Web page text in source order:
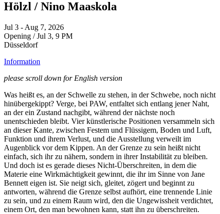
Hölzl / Nino Maaskola
Jul 3 - Aug 7, 2026
Opening / Jul 3, 9 PM
Düsseldorf
Information
please scroll down for English version
Was heißt es, an der Schwelle zu stehen, in der Schwebe, noch nicht
hinübergekippt? Verge, bei PAW, entfaltet sich entlang jener Naht,
an der ein Zustand nachgibt, während der nächste noch
unentschieden bleibt. Vier künstlerische Positionen versammeln sich
an dieser Kante, zwischen Festem und Flüssigem, Boden und Luft,
Funktion und ihrem Verlust, und die Ausstellung verweilt im
Augenblick vor dem Kippen. An der Grenze zu sein heißt nicht
einfach, sich ihr zu nähern, sondern in ihrer Instabilität zu bleiben.
Und doch ist es gerade dieses Nicht-Überschreiten, in dem die
Materie eine Wirkmächtigkeit gewinnt, die ihr im Sinne von Jane
Bennett eigen ist. Sie neigt sich, gleitet, zögert und beginnt zu
antworten, während die Grenze selbst aufhört, eine trennende Linie
zu sein, und zu einem Raum wird, den die Ungewissheit verdichtet,
einem Ort, den man bewohnen kann, statt ihn zu überschreiten.